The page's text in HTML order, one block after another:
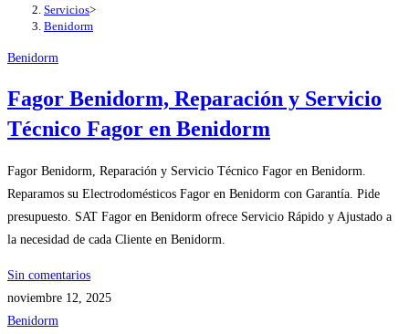
Servicios>
Benidorm
Benidorm
Fagor Benidorm, Reparación y Servicio
Técnico Fagor en Benidorm
Fagor Benidorm, Reparación y Servicio Técnico Fagor en Benidorm.
Reparamos su Electrodomésticos Fagor en Benidorm con Garantía. Pide
presupuesto. SAT Fagor en Benidorm ofrece Servicio Rápido y Ajustado a
la necesidad de cada Cliente en Benidorm.
Sin comentarios
noviembre 12, 2025
Benidorm